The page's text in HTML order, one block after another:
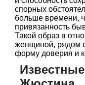
спорных
больше времени,
привязанность
Такой образ в
женщиной, рядом
форму доверия и